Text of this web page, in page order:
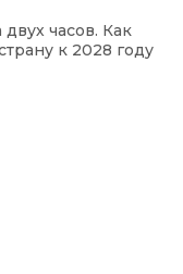
часов. Как
к 2028 году